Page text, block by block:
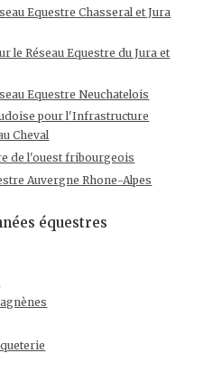
Equestre Chasseral et Jura
le Réseau Equestre du Jura et
Equestre Neuchatelois
pour l'Infrastructure
Cheval
de l'ouest fribourgeois
Auvergne Rhone-Alpes
équestres